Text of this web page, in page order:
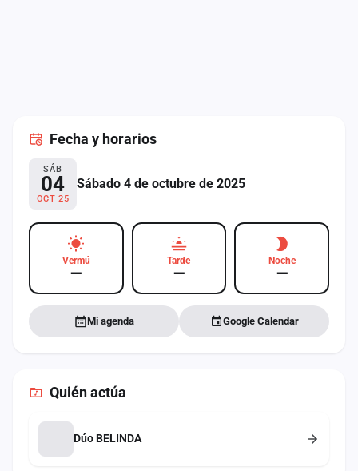
Fecha y horarios
SÁB
04
OCT 25
Sábado 4 de octubre de 2025
Vermú
—
Tarde
—
Noche
—
Mi agenda Google Calendar
Quién actúa
Dúo BELINDA
Administración
Contacto